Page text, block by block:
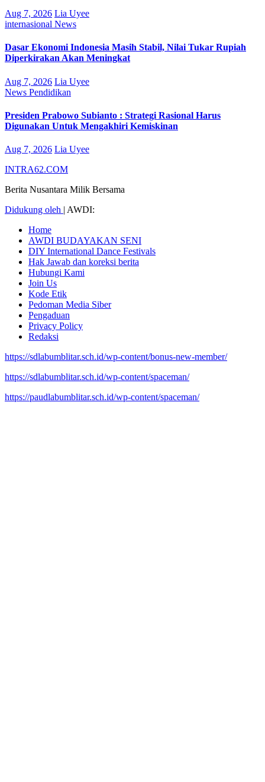
Aug 7, 2026 Lia Uyee
internasional News
Dasar Ekonomi Indonesia Masih Stabil, Nilai Tukar Rupiah
Diperkirakan Akan Meningkat
Aug 7, 2026 Lia Uyee
News Pendidikan
Presiden Prabowo Subianto : Strategi Rasional Harus
Digunakan Untuk Mengakhiri Kemiskinan
Aug 7, 2026 Lia Uyee
INTRA62.COM
Berita Nusantara Milik Bersama
Didukung oleh | AWDI:
Home
AWDI BUDAYAKAN SENI
DIY International Dance Festivals
Hak Jawab dan koreksi berita
Hubungi Kami
Join Us
Kode Etik
Pedoman Media Siber
Pengaduan
Privacy Policy
Redaksi
https://sdlabumblitar.sch.id/wp-content/bonus-new-member/
https://sdlabumblitar.sch.id/wp-content/spaceman/
https://paudlabumblitar.sch.id/wp-content/spaceman/